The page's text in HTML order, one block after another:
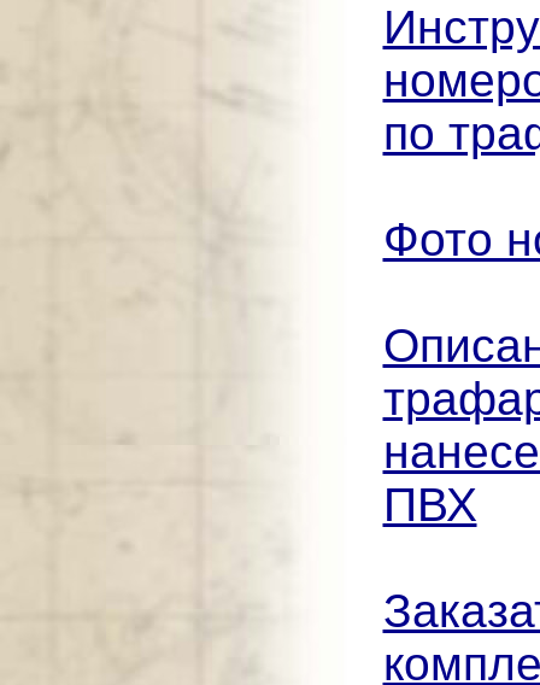
по
Фото
ПВХ